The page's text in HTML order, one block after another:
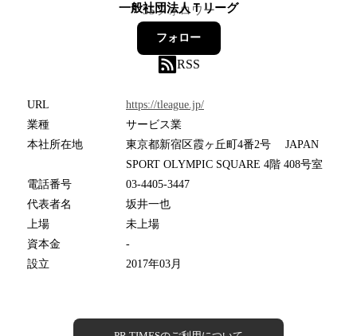
一般社団法人Ｔリーグ
35フォロワー
フォロー
RSS
URL
https://tleague.jp/
業種
サービス業
本社所在地
東京都新宿区霞ヶ丘町4番2号 JAPAN
SPORT OLYMPIC SQUARE 4階 408号室
電話番号
03-4405-3447
代表者名
坂井一也
上場
未上場
資本金
-
設立
2017年03月